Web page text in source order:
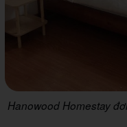
Hanowood Homestay